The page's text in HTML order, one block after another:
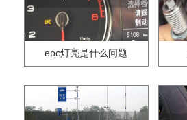
epc灯亮是什么问题